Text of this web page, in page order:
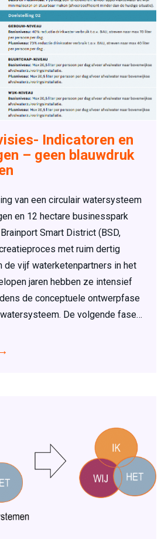
Indicatoren en
– geen blauwdruk
van een circulair watersysteem
en 12 hectare businesspark
Smart District (BSD,
met ruim dertig
de vijf waterketenpartners in het
jaren hebben ze intensief
de conceptuele ontwerpfase
De volgende fase…